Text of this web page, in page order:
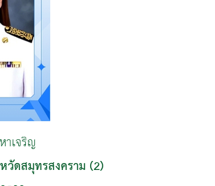
าเจริญ
วัดสมุทรสงคราม (2)